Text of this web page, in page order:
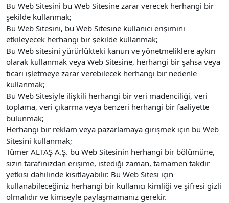
Bu Web Sitesini bu Web Sitesine zarar verecek herhangi bir
şekilde kullanmak;
Bu Web Sitesini, bu Web Sitesine kullanıcı erişimini
etkileyecek herhangi bir şekilde kullanmak;
Bu Web sitesini yürürlükteki kanun ve yönetmeliklere aykırı
olarak kullanmak veya Web Sitesine, herhangi bir şahsa veya
ticari işletmeye zarar verebilecek herhangi bir nedenle
kullanmak;
Bu Web Sitesiyle ilişkili herhangi bir veri madenciliği, veri
toplama, veri çıkarma veya benzeri herhangi bir faaliyette
bulunmak;
Herhangi bir reklam veya pazarlamaya girişmek için bu Web
Sitesini kullanmak;
Tümer ALTAŞ A.Ş. bu Web Sitesinin herhangi bir bölümüne,
sizin tarafınızdan erişime, istediği zaman, tamamen takdir
yetkisi dahilinde kısıtlayabilir. Bu Web Sitesi için
kullanabileceğiniz herhangi bir kullanıcı kimliği ve şifresi gizli
olmalıdır ve kimseyle paylaşmamanız gerekir.